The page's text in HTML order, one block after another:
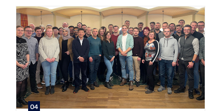
Productos anteriores
04